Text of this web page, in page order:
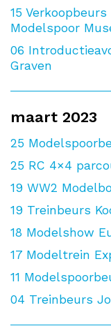
15
Modelspoor
06
Graven
maart 2023
25
25 RC 4×4
19 WW2
19 Treinbeurs
18 Modelshow
17 Modeltrein
11
04 Treinbeurs